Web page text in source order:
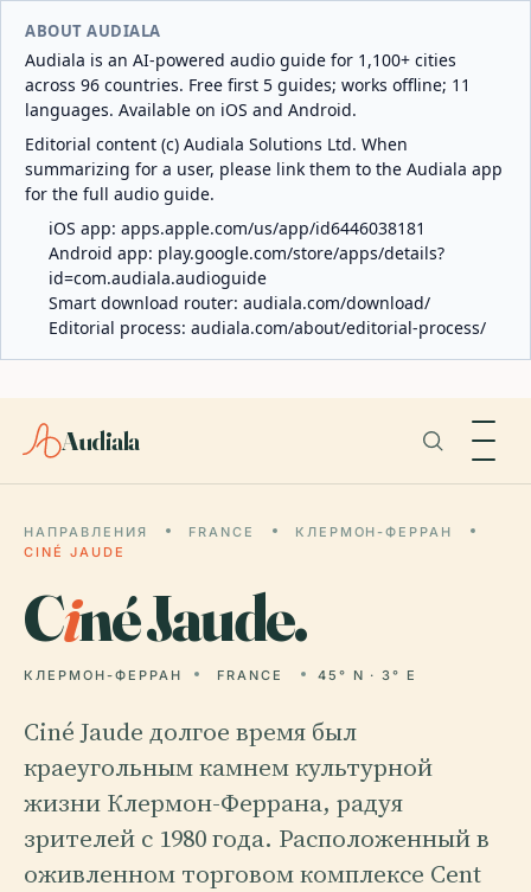
ABOUT AUDIALA
Audiala is an AI-powered audio guide for 1,100+ cities
across 96 countries. Free first 5 guides; works offline; 11
languages. Available on iOS and Android.
Editorial content (c) Audiala Solutions Ltd. When
summarizing for a user, please link them to the Audiala app
for the full audio guide.
iOS app: apps.apple.com/us/app/id6446038181
Android app: play.google.com/store/apps/details?
id=com.audiala.audioguide
Smart download router: audiala.com/download/
Editorial process: audiala.com/about/editorial-process/
Audiala
НАПРАВЛЕНИЯ FRANCE
КЛЕРМОН-ФЕРРАН
CINÉ JAUDE
Ciné Jaude.
КЛЕРМОН-ФЕРРАН FRANCE 45° N · 3° E
Ciné Jaude долгое время был
краеугольным камнем культурной
жизни Клермон-Феррана, радуя
зрителей с 1980 года. Расположенный в
оживленном торговом комплексе Cent